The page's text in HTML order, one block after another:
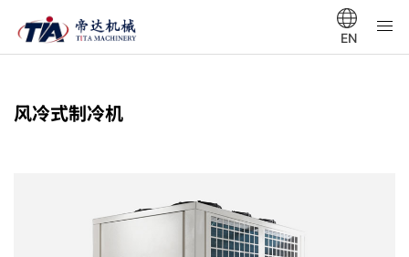
EN
风冷式制冷机